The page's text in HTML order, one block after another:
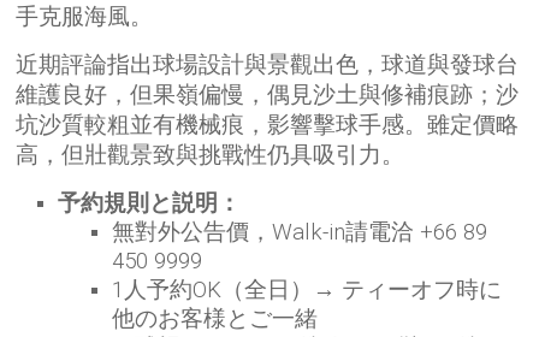
手克服海風。
近期評論指出球場設計與景觀出色，球道與發球台
維護良好，但果嶺偏慢，偶見沙土與修補痕跡；沙
坑沙質較粗並有機械痕，影響擊球手感。雖定價略
高，但壯觀景致與挑戰性仍具吸引力。
予約規則と説明：
無對外公告價，Walk-in請電洽 +66 89
450 9999
1人予約OK（全日）→ ティーオフ時に
他のお客様とご一緒